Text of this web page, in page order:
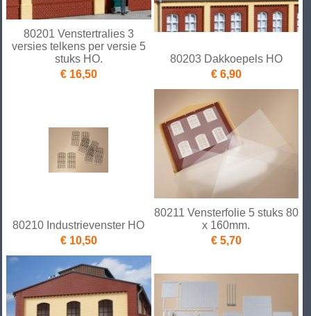
80201 Venstertralies 3
versies telkens per versie 5
stuks HO.
€ 16,50
80203 Dakkoepels HO
€ 6,90
80210 Industrievenster HO
€ 10,50
80211 Vensterfolie 5 stuks 80
x 160mm.
€ 5,70